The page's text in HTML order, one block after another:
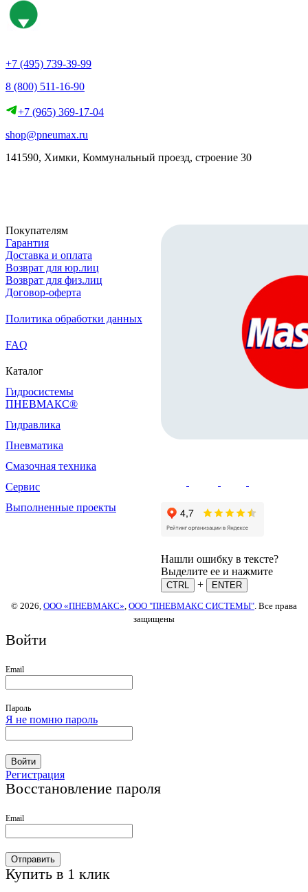
+7 (495) 739-39-99
8 (800) 511-16-90
+7 (965) 369-17-04
shop@pneumax.ru
141590, Химки, Коммунальный проезд, строение 30
Покупателям
Гарантия
Доставка и оплата
Возврат для юр.лиц
Возврат для физ.лиц
Договор-оферта
Политика обработки данных
FAQ
Каталог
Гидросистемы
ПНЕВМАКС®
Гидравлика
Пневматика
Смазочная техника
Сервис
Выполненные проекты
Нашли ошибку в тексте?
Выделите ее и нажмите
CTRL +
ENTER
© 2026, ООО «ПНЕВМАКС» ООО "ПНЕВМАКС СИСТЕМЫ" . Все права
защищены
Войти
Email
Пароль
Я не помню пароль
Войти
Регистрация
Восстановление пароля
Email
Отправить
Купить в 1 клик